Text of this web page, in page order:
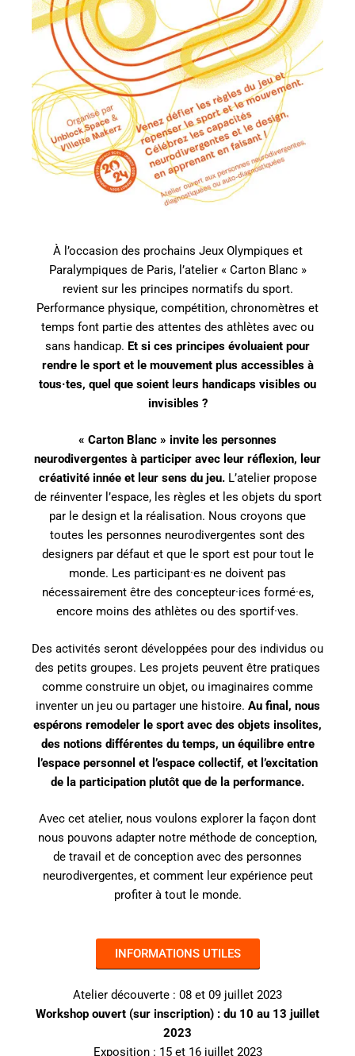
À l’occasion des prochains Jeux Olympiques et
Paralympiques de Paris, l’atelier « Carton Blanc »
revient sur les principes normatifs du sport.
Performance physique, compétition, chronomètres et
temps font partie des attentes des athlètes avec ou
sans handicap. Et si ces principes évoluaient pour
rendre le sport et le mouvement plus accessibles à
tous·tes, quel que soient leurs handicaps visibles ou
invisibles ?
« Carton Blanc » invite les personnes
neurodivergentes à participer avec leur réflexion, leur
créativité innée et leur sens du jeu.L’atelier propose
de réinventer l’espace, les règles et les objets du sport
par le design et la réalisation. Nous croyons que
toutes les personnes neurodivergentes sont des
designers par défaut et que le sport est pour tout le
monde. Les participant·es ne doivent pas
nécessairement être des concepteur·ices formé·es,
encore moins des athlètes ou des sportif·ves.
Des activités seront développées pour des individus ou
des petits groupes. Les projets peuvent être pratiques
comme construire un objet, ou imaginaires comme
inventer un jeu ou partager une histoire. Au final, nous
espérons remodeler le sport avec des objets insolites,
des notions différentes du temps, un équilibre entre
l’espace personnel et l’espace collectif, et l’excitation
de la participation plutôt que de la performance.
Avec cet atelier, nous voulons explorer la façon dont
nous pouvons adapter notre méthode de conception,
de travail et de conception avec des personnes
neurodivergentes, et comment leur expérience peut
profiter à tout le monde.
INFORMATIONS UTILES
Atelier découverte : 08 et 09 juillet 2023
Workshop ouvert (sur inscription) : du 10 au 13 juillet
2023
Exposition : 15 et 16 juillet 2023